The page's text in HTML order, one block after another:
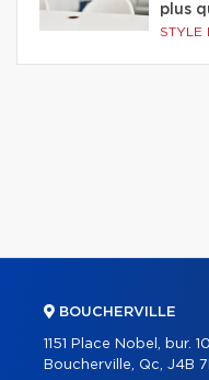
plus
STYLE
BOUCHERVILLE
1151 Place Nobel, bur.
Boucherville, Qc, J4B